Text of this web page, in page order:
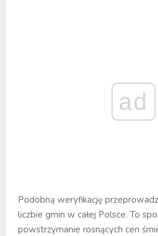
ad
Podobną weryfikację
liczbie gmin w całej Polsce. To
powstrzymanie rosnących cen